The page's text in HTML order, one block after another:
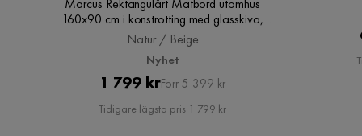
Marcus Rektangulärt Matbord utomhus
160x90 cm i konstrotting med glasskiva,
Natur / Beige
Natur / Beige
Nyhet
Pris
1 799 krOriginal
Pris
Förr 5 399 kr
Tidigare lägsta pris 1 799 kr